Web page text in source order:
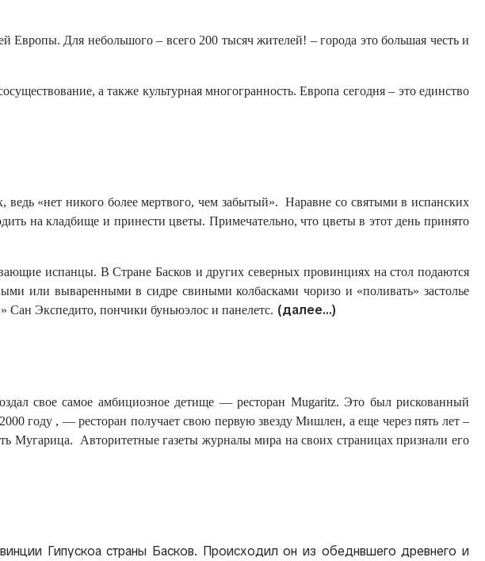
Европы. Для небольшого – всего 200 тысяч жителей! – города это большая честь и
а также культурная многогранность. Европа сегодня – это единство
«нет никого более мертвого, чем забытый». Наравне со святыми в испанских
на кладбище и принести цветы. Примечательно, что цветы в этот день принято
испанцы. В Стране Басков и других северных провинциях на стол подаются
или вываренными в сидре свиными колбасками чоризо и «поливать» застолье
Сан Экспедито, пончики буньюэлос и панелетс. (далее…)
свое самое амбициозное детище — ресторан Mugaritz. Это был рискованный
году , — ресторан получает свою первую звезду Мишлен, а еще через пять лет –
Мугарица. Авторитетные газеты журналы мира на своих страницах признали его
Гипускоа страны Басков. Происходил он из обеднвшего древнего и